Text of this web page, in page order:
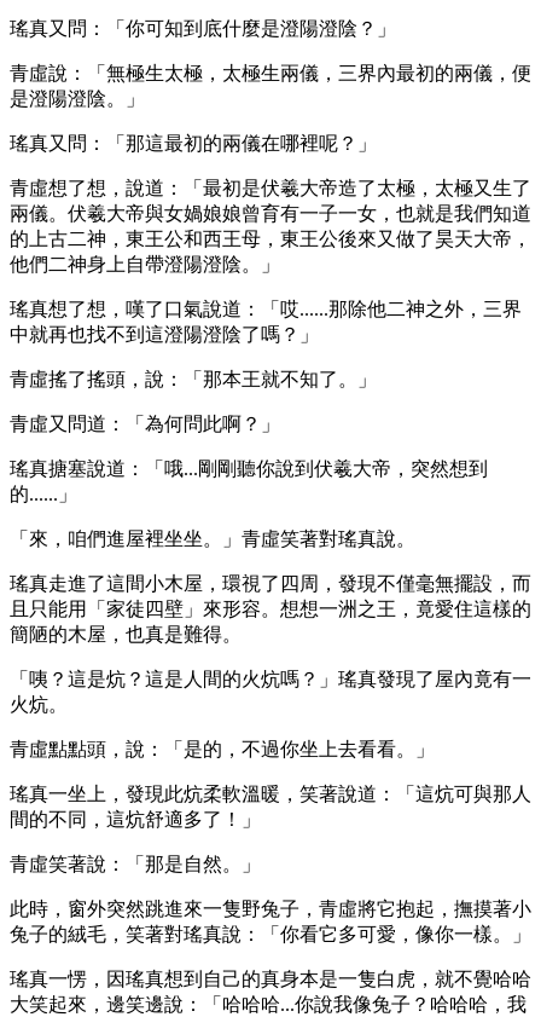
瑤真又問：「你可知到底什麼是澄陽澄陰？」
青虛說：「無極生太極，太極生兩儀，三界內最初的兩儀，便
是澄陽澄陰。」
瑤真又問：「那這最初的兩儀在哪裡呢？」
青虛想了想，說道：「最初是伏羲大帝造了太極，太極又生了
兩儀。伏羲大帝與女媧娘娘曾育有一子一女，也就是我們知道
的上古二神，東王公和西王母，東王公後來又做了昊天大帝，
他們二神身上自帶澄陽澄陰。」
瑤真想了想，嘆了口氣說道：「哎......那除他二神之外，三界
中就再也找不到這澄陽澄陰了嗎？」
青虛搖了搖頭，說：「那本王就不知了。」
青虛又問道：「為何問此啊？」
瑤真搪塞說道：「哦...剛剛聽你說到伏羲大帝，突然想到
的......」
「來，咱們進屋裡坐坐。」青虛笑著對瑤真說。
瑤真走進了這間小木屋，環視了四周，發現不僅毫無擺設，而
且只能用「家徒四壁」來形容。想想一洲之王，竟愛住這樣的
簡陋的木屋，也真是難得。
「咦？這是炕？這是人間的火炕嗎？」瑤真發現了屋內竟有一
火炕。
青虛點點頭，說：「是的，不過你坐上去看看。」
瑤真一坐上，發現此炕柔軟溫暖，笑著說道：「這炕可與那人
間的不同，這炕舒適多了！」
青虛笑著說：「那是自然。」
此時，窗外突然跳進來一隻野兔子，青虛將它抱起，撫摸著小
兔子的絨毛，笑著對瑤真說：「你看它多可愛，像你一樣。」
瑤真一愣，因瑤真想到自己的真身本是一隻白虎，就不覺哈哈
大笑起來，邊笑邊說：「哈哈哈...你說我像兔子？哈哈哈，我